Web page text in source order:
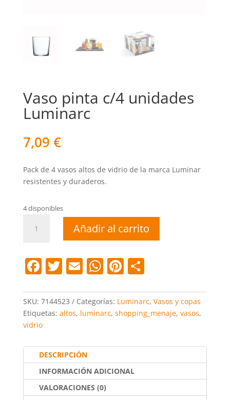
Vaso pinta c/4 unidades
Luminarc
7,09 €
Pack de 4 vasos altos de vidrio de la marca Luminar
resistentes y duraderos.
4 disponibles
pinta
Luminarc
Añadir al carrito
F
c
e
b
o
o
k
T
itt
er
E
ai
l
W
at
s
p
p
Pi
er
e
C
m
p
tir
SKU: 7144523 Categorías: Luminarc, Vasos y copas
Etiquetas: altos, luminarc, shopping_menaje, vasos,
vidrio
DESCRIPCIÓN
INFORMACIÓN ADICIONAL
VALORACIONES (0)